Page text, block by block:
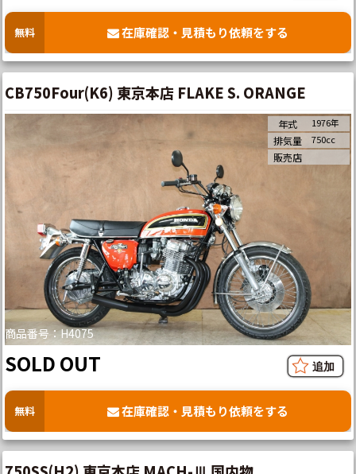
無料 在庫確認・見積もり依頼をする
CB750Four(K6) 東京本店 FLAKE S. ORANGE
商品番号：H4075
年式 1976年
排気量 750cc
販売店
SOLD OUT
無料 在庫確認・見積もり依頼をする